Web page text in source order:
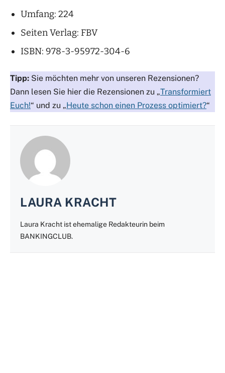
Umfang: 224
Seiten Verlag: FBV
ISBN: 978-3-95972-304-6
Tipp: Sie möchten mehr von unseren Rezensionen?
Dann lesen Sie hier die Rezensionen zu „Transformiert
Euch!“ und zu „Heute schon einen Prozess optimiert?“
LAURA KRACHT
Laura Kracht ist ehemalige Redakteurin beim
BANKINGCLUB.